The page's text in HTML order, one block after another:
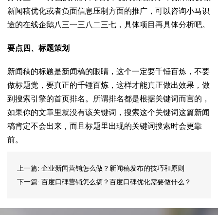
新闻稿优化或者负面信息压制方面的推广，可以咨询小马识
途的在线企鹅八三一三八二三七，具体项目再具体分析吧。
要点四、标题策划
新闻稿的标题是新闻稿的眼睛，这个一定要千锤百炼，不要
做标题党，要真正的千锤百炼，这样才能真正做出效果，做
到搜索引擎的首页排名。所谓排名都是根据关键词而言的，
如果你的文章里就没有该关键词，搜索这个关键词这篇新闻
稿肯定不会出来，而且标题里出现的关键词搜索时会更靠
前。
上一篇: 企业新闻营销怎么做？新闻稿发布的技巧和原则
下一篇: 百度口碑营销怎么搞？百度口碑优化需要做什么？